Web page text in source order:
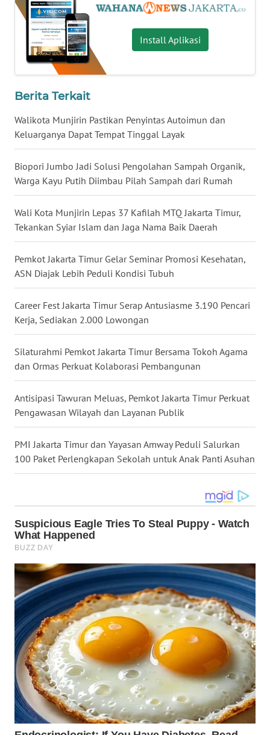
Install Aplikasi
Berita Terkait
Walikota Munjirin Pastikan Penyintas Autoimun dan
Keluarganya Dapat Tempat Tinggal Layak
Biopori Jumbo Jadi Solusi Pengolahan Sampah Organik,
Warga Kayu Putih Diimbau Pilah Sampah dari Rumah
Wali Kota Munjirin Lepas 37 Kafilah MTQ Jakarta Timur,
Tekankan Syiar Islam dan Jaga Nama Baik Daerah
Pemkot Jakarta Timur Gelar Seminar Promosi Kesehatan,
ASN Diajak Lebih Peduli Kondisi Tubuh
Career Fest Jakarta Timur Serap Antusiasme 3.190 Pencari
Kerja, Sediakan 2.000 Lowongan
Silaturahmi Pemkot Jakarta Timur Bersama Tokoh Agama
dan Ormas Perkuat Kolaborasi Pembangunan
Antisipasi Tawuran Meluas, Pemkot Jakarta Timur Perkuat
Pengawasan Wilayah dan Layanan Publik
PMI Jakarta Timur dan Yayasan Amway Peduli Salurkan
100 Paket Perlengkapan Sekolah untuk Anak Panti Asuhan
WN
MALUKU
WN
MALUT
DAIRI
DANAU
TOBA
WN
NIAS
WN
LANGKAT
WN
SELATAN
WN
TANJUNG
LESUNG
WN
KARO
WN
SIMALUNGUN
WN
LABUHANBATU
WN
TAPANULI
TENGAH
WN DELI
SERDANG
WN
TEBING
TINGGI
WN
PAKPAK